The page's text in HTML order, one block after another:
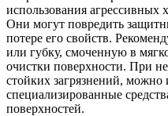
использования агрессивных
Они могут повредить
потере его свойств.
или губку, смоченную в
очистки поверхности. При
стойких загрязнений, можно
специализированные
поверхностей.